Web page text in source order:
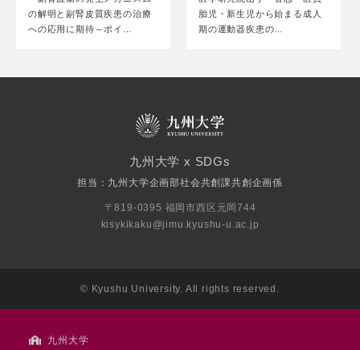
の解明と副腎皮質疾患の治療
への応用に期待～ポイ…
胎児・新生児から始まる成人
期の運動器疾患の…
九州大学 x SDGs
担当：九州大学企画部社会共創課共創企画係
〒819-0395 福岡市西区元岡744
kisykikaku@jimu.kyushu-u.ac.jp
© Kyushu University. All rights reserved.
九州大学